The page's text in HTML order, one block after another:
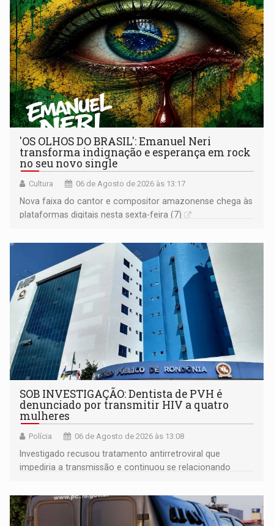
'OS OLHOS DO BRASIL': Emanuel Neri
transforma indignação e esperança em rock
no seu novo single
Cultura 06 de Agosto de 2026 às 13:17
Nova faixa do cantor e compositor amazonense chega às
plataformas digitais nesta sexta-feira (7)
SOB INVESTIGAÇÃO: Dentista de PVH é
denunciado por transmitir HIV a quatro
mulheres
Polícia 06 de Agosto de 2026 às 13:08
Investigado recusou tratamento antirretroviral que
impediria a transmissão e continuou se relacionando